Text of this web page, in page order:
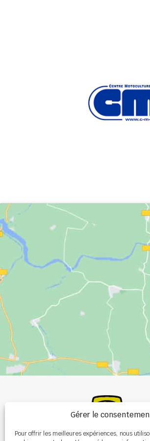
Gérer le
Pour offrir les meilleures expériences, nous